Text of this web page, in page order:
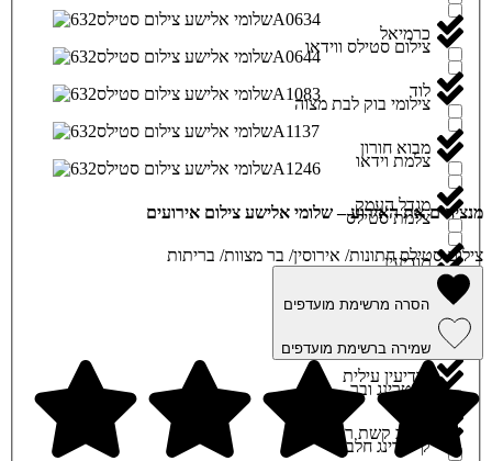
צילום סטילס ווידאו
צילומי בוק לבת מצוה
צלמת וידאו
צלמת סטילס
קייטרינג ובר
קייטרינג חלבי
כרמיאל
לוד
מבוא חורון
מגדל העמק
מודיעין
מודיעין עילית
מושב קשת רמת הגולן
מנציחים את האירוע – שלומי אלישע צילום אירועים
צילום סטילס חתונות/ אירוסין/ בר מצוות/ בריתות
הסרה מרשימת מועדפים
שמירה ברשימת מועדפים